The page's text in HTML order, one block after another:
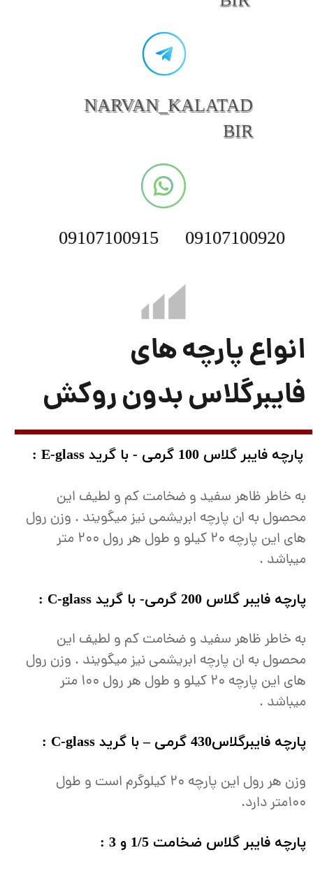
NARVAN_KALATAD
BIR
09107100915 09107100920
انواع پارچه های
فایبرگلاس بدون روکش
پارچه فایبر گلاس 100 گرمی - با گرید E-glass :
به خاطر ظاهر سفید و ضخامت کم و لطیف این
محصول به ان پارچه ابریشمی نیز میگویند . وزن رول
های این پارچه 20 کیلو و طول هر رول 200 متر
میباشد .
پارچه فایبر گلاس 200 گرمی- با گرید C-glass :
به خاطر ظاهر سفید و ضخامت کم و لطیف این
محصول به ان پارچه ابریشمی نیز میگویند . وزن رول
های این پارچه 20 کیلو و طول هر رول 100 متر
میباشد .
پارچه فایبرگلاس430 گرمی – با گرید C-glass :
وزن هر رول این پارچه 20 کیلوگرم است و طول
100متر دارد.
پارچه فایبر گلاس ضخامت 1/5 و 3 :